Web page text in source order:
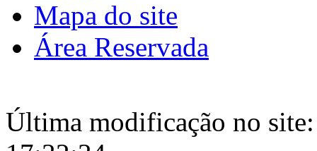
Mapa do site
Área Reservada
Última modificação no